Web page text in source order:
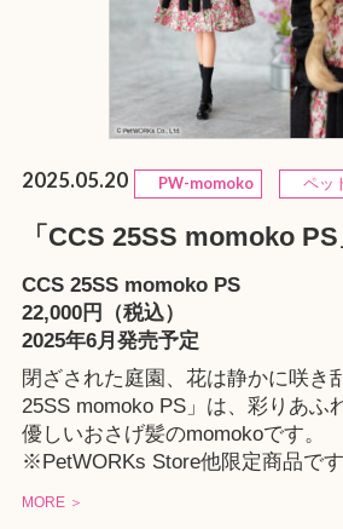
2025.05.20 PW-momoko ペッ
「CCS 25SS momoko
CCS 25SS momoko PS
22,000円（税込）
2025年6月発売予定
閉ざされた庭園、花は静かに咲き
25SS momoko PS」は、彩りあふ
優しいおさげ髪のmomokoです。
※ PetWORKs Store他限定商品です
MORE ＞